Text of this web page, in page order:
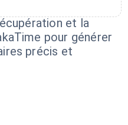
et la
pour générer
précis et